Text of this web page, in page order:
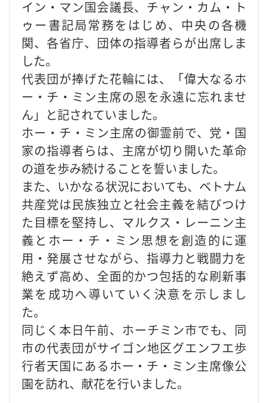
イン・マン国会議長、チャン・カム・ト
ゥー書記局常務をはじめ、中央の各機
関、各省庁、団体の指導者らが出席しま
した。
代表団が捧げた花輪には、「偉大なるホ
ー・チ・ミン主席の恩を永遠に忘れませ
ん」と記されていました。
ホー・チ・ミン主席の御霊前で、党・国
家の指導者らは、主席が切り開いた革命
の道を歩み続けることを誓いました。
また、いかなる状況においても、ベトナム
共産党は民族独立と社会主義を結びつけ
た目標を堅持し、マルクス・レーニン主
義とホー・チ・ミン思想を創造的に運
用・発展させながら、指導力と戦闘力を
絶えず高め、全面的かつ包括的な刷新事
業を成功へ導いていく決意を示しまし
た。
同じく本日午前、ホーチミン市でも、同
市の代表団がサイゴン地区グエンフエ歩
行者天国にあるホー・チ・ミン主席像公
園を訪れ、献花を行いました。